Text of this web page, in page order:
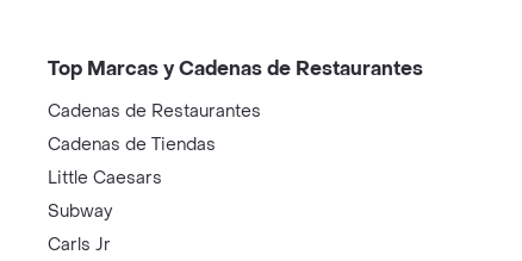
Top Marcas y Cadenas de Restaurantes
Cadenas de Restaurantes
Cadenas de Tiendas
Little Caesars
Subway
Carls Jr